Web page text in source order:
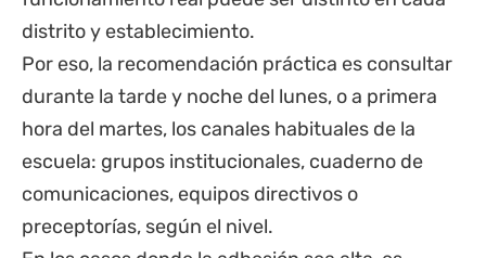
distrito y establecimiento.
Por eso, la recomendación práctica es consultar
durante la tarde y noche del lunes, o a primera
hora del martes, los canales habituales de la
escuela: grupos institucionales, cuaderno de
comunicaciones, equipos directivos o
preceptorías, según el nivel.